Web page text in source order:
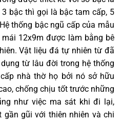
bậc thì gọi là bậc tam cấp, 5
thống bậc ngũ cấp của mẫu
12x9m được làm bằng bê
Vật liệu đá tự nhiên từ đã
từ lâu đời trong hệ thống
nhà thờ họ bởi nó sở hữu
chống chịu tốt trước những
như việc ma sát khi đi lại,
gũi với thiên nhiên và chi